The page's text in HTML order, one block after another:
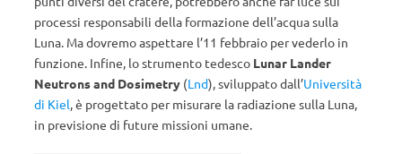
processi responsabili della formazione dell’acqua sulla
Luna. Ma dovremo aspettare l’11 febbraio per vederlo in
funzione. Infine, lo strumento tedesco Lunar Lander
Neutrons and Dosimetry (Lnd), sviluppato dall’Università
di Kiel, è progettato per misurare la radiazione sulla Luna,
in previsione di future missioni umane.